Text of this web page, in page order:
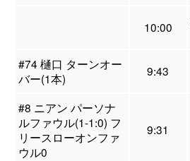
10:00
#74 樋口 ターンオー
バー(1本)
9:43
#8 ニアン パーソナ
ルファウル(1-1:0) フ
リースローオンファ
ウル0
9:31